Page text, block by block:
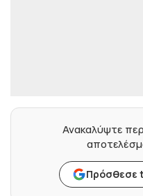
Ανακαλύψτε
Πρόσθεσε